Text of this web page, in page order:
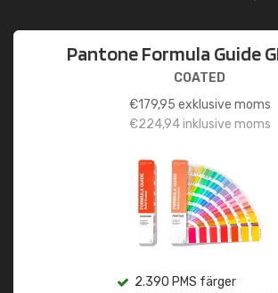
Pantone Formula Guide
COATED
€179,95 exklusive moms
€224,94inklusive moms
2.390 PMS färger